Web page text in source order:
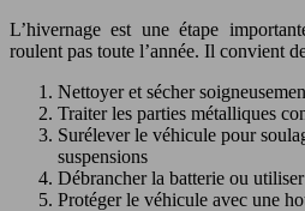
L’hivernage est une étape
roulent pas toute l’année. Il convient
Nettoyer et sécher
Traiter les parties métalliques
Surélever le véhicule pour
suspensions
Débrancher la batterie ou
Protéger le véhicule avec une